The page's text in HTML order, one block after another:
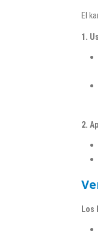
El
1.
2.
Los